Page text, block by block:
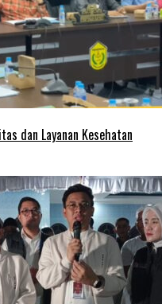
dan Layanan Kesehatan